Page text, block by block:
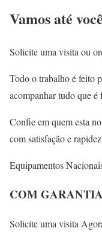
Vamos até você
Solicite uma visita ou
Todo o trabalho é feito
acompanhar tudo que é
Confie em quem esta
com satisfação e
Equipamentos
COM
Solicite uma visita